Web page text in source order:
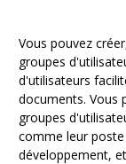
Vous pouvez
groupes
d'utilisateurs
documents. Vous
groupes
comme leur
développement,